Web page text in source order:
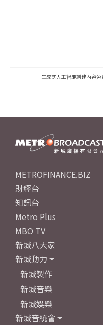
生成式人工智能創建內容免
METROFINANCE.BIZ
財經台
知訊台
Metro Plus
MBO TV
新城八大家
新城動力
新城製作
新城音樂
新城娛樂
新城音統會